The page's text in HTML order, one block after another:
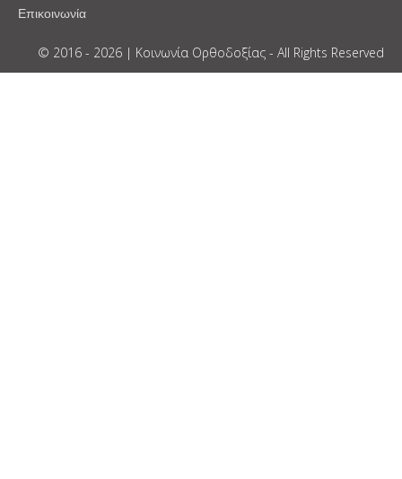
Επικοινωνία
© 2016 - 2026 | Κοινωνία Ορθοδοξίας - All Rights Reserved